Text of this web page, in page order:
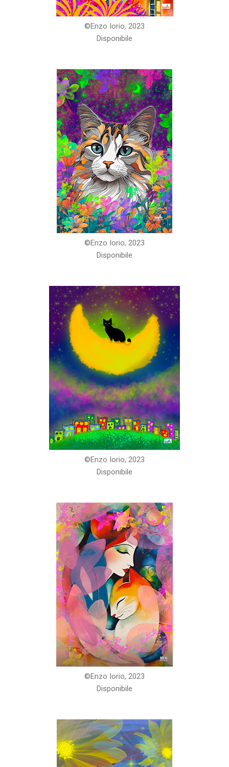
©️Enzo Iorio, 2023
Disponibile
©️Enzo Iorio, 2023
Disponibile
©️Enzo Iorio, 2023
Disponibile
©️Enzo Iorio, 2023
Disponibile